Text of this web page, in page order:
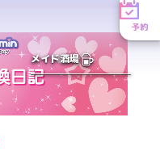
予約
メイド酒場